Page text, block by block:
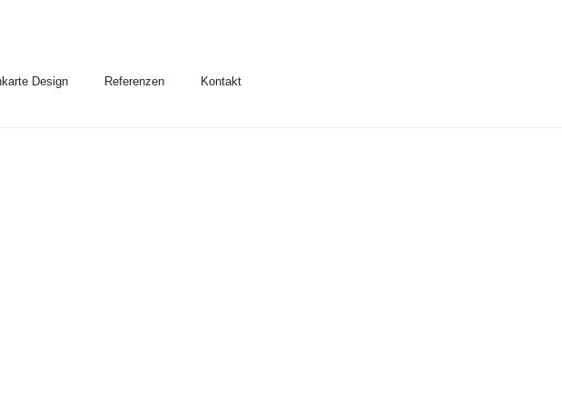
Design Referenzen Kontakt